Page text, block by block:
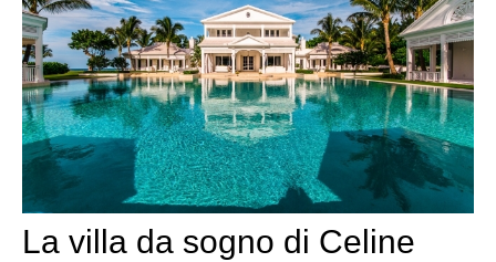
La villa da sogno di Celine